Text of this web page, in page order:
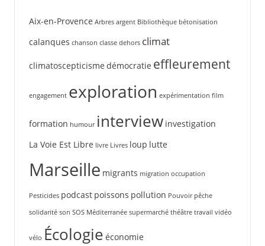
Aix-en-Provence Arbres argent Bibliothèque bétonisation
calanques chanson classe dehors climat
climatoscepticisme démocratie effleurement
engagement exploration expérimentation film
formation humour interview investigation
La Voie Est Libre livre Livres loup lutte
Marseille migrants migration occupation
Pesticides podcast poissons pollution Pouvoir pêche
solidarité son SOS Méditerranée supermarché théâtre travail vidéo
vélo Écologie économie